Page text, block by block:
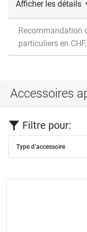
Afficher les détails
Recommandation
particuliers en
Accessoires
Filtre pour:
Type d’accessoire